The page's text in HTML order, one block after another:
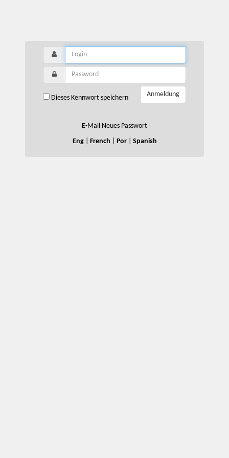
Anmeldung
Dieses Kennwort speichern
E-Mail Neues Passwort
Eng| French Por| Spanish